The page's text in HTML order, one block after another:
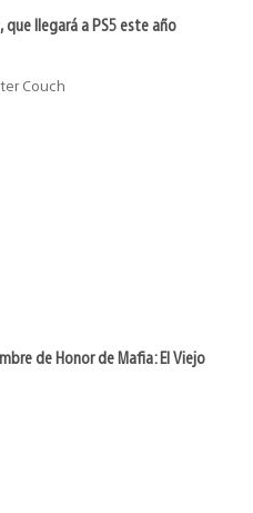
llegará a PS5 este año
Couch
de Honor de Mafia: El Viejo